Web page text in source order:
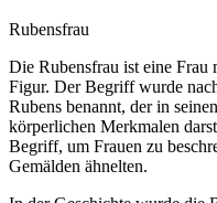
Rubensfrau
Die Rubensfrau ist eine
Figur. Der Begriff wurde
Rubens benannt, der in
körperlichen Merkmalen
Begriff, um Frauen zu
Gemälden ähnelten.